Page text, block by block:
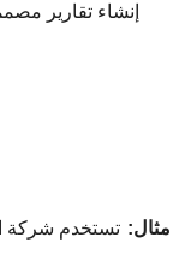
إنشاء تقارير
مثال: تستخدم شركة